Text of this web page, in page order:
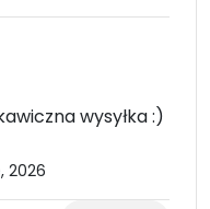
wysyłka :)
2026